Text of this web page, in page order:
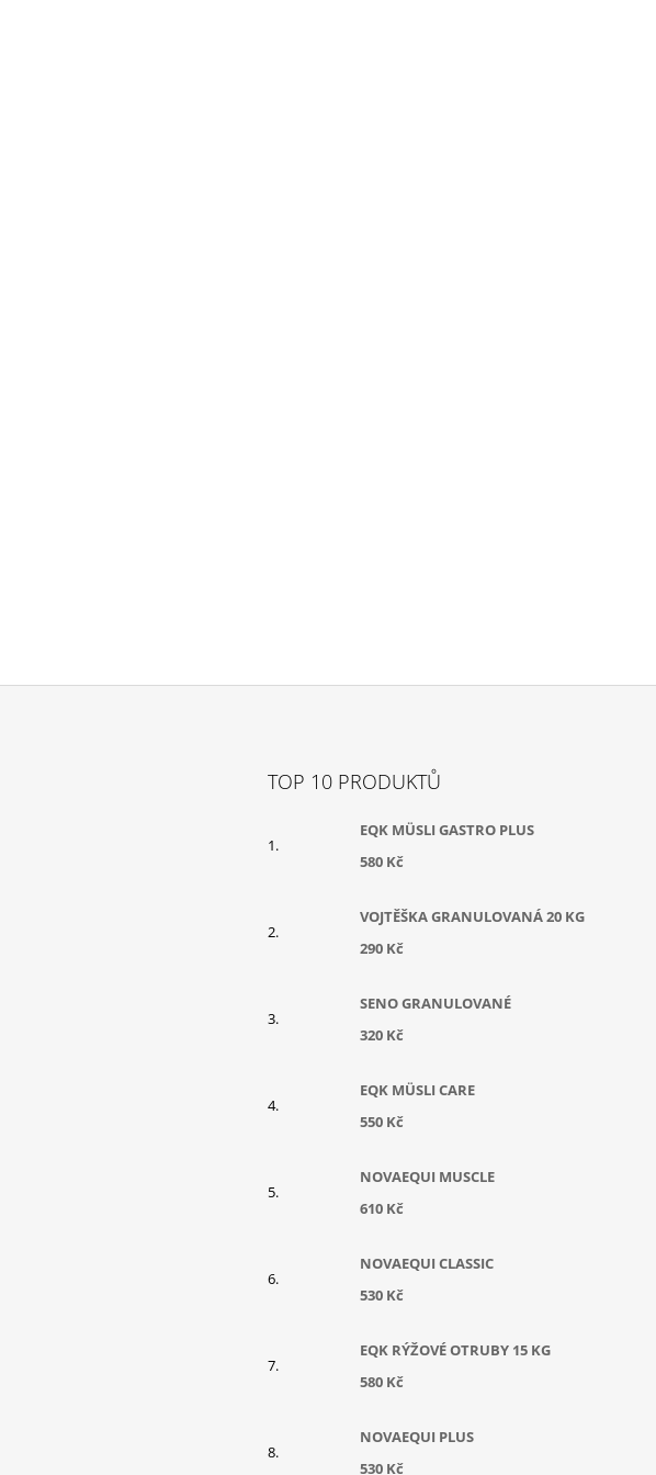
TOP 10 PRODUKTŮ
EQK MÜSLI GASTRO PLUS
580 Kč
VOJTĚŠKA GRANULOVANÁ 20 KG
290 Kč
SENO GRANULOVANÉ
320 Kč
EQK MÜSLI CARE
550 Kč
NOVAEQUI MUSCLE
610 Kč
NOVAEQUI CLASSIC
530 Kč
EQK RÝŽOVÉ OTRUBY 15 KG
580 Kč
NOVAEQUI PLUS
530 Kč